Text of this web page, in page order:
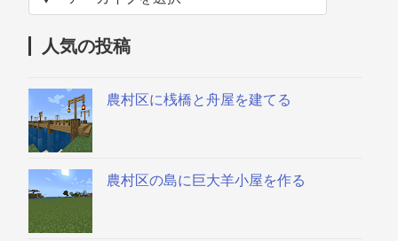
人気の投稿
農村区に桟橋と舟屋を建てる
農村区の島に巨大羊小屋を作る